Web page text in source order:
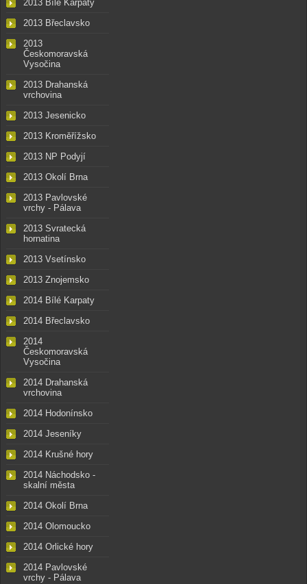
2013 Bílé Karpaty
2013 Břeclavsko
2013
Českomoravská
Vysočina
2013 Drahanská
vrchovina
2013 Jesenicko
2013 Kroměřížsko
2013 NP Podyjí
2013 Okolí Brna
2013 Pavlovské
vrchy - Pálava
2013 Svratecká
hornatina
2013 Vsetínsko
2013 Znojemsko
2014 Bílé Karpaty
2014 Břeclavsko
2014
Českomoravská
Vysočina
2014 Drahanská
vrchovina
2014 Hodonínsko
2014 Jeseníky
2014 Krušné hory
2014 Náchodsko -
skalní města
2014 Okolí Brna
2014 Olomoucko
2014 Orlické hory
2014 Pavlovské
vrchy - Pálava